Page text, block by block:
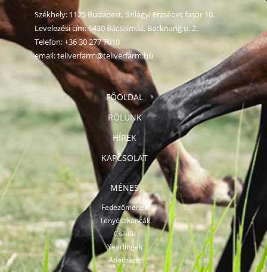
FŐOLDAL
RÓLUNK
HÍREK
KAPCSOLAT
MÉNES
Fedezőmének
Tenyészkancák
Csikók
Yearlingek
Adatbázis
Székhely: 1125 Budapest, Szilágyi Erzsébet fasor 10.
Levelezési cím: 6430 Bácsalmás, Backnang u. 2.
Telefon:+36 30 277 7010
email:teliverfarm@teliverfarm.hu